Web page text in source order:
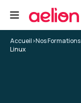
Accueil>Nos Formations
Linux